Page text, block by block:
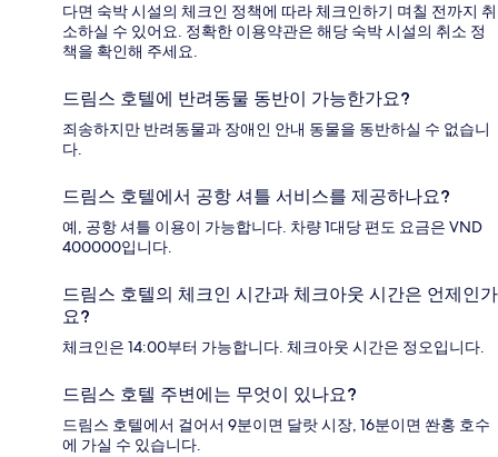
다면 숙박 시설의 체크인 정책에 따라 체크인하기 며칠 전까지 취
소하실 수 있어요. 정확한 이용약관은 해당 숙박 시설의 취소 정
책을 확인해 주세요.
드림스 호텔에 반려동물 동반이 가능한가요?
죄송하지만 반려동물과 장애인 안내 동물을 동반하실 수 없습니
다.
드림스 호텔에서 공항 셔틀 서비스를 제공하나요?
예, 공항 셔틀 이용이 가능합니다. 차량 1대당 편도 요금은 VND
400000입니다.
드림스 호텔의 체크인 시간과 체크아웃 시간은 언제인가
요?
체크인은 14:00부터 가능합니다. 체크아웃 시간은 정오입니다.
드림스 호텔 주변에는 무엇이 있나요?
드림스 호텔에서 걸어서 9분이면 달랏 시장, 16분이면 쏸홍 호수
에 가실 수 있습니다.